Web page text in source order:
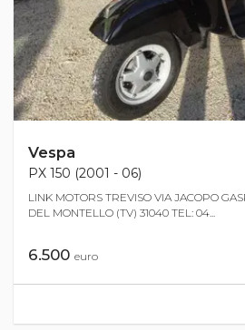
Vespa
PX 150 (2001 - 06)
LINK MOTORS TREVISO VIA JACOPO
DEL MONTELLO (TV) 31040 TEL: 04...
6.500 euro